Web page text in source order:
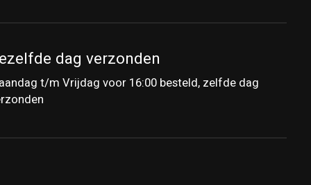
dag verzonden
t/m Vrijdag voor 16:00 besteld, zelfde dag